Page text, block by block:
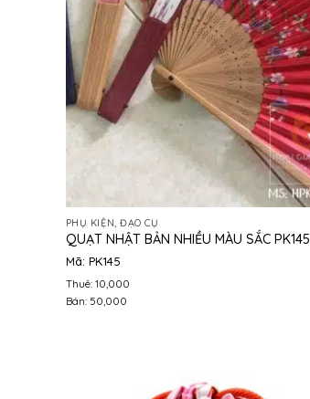
PHỤ KIỆN, ĐẠO CỤ
QUẠT NHẬT BẢN NHIỀU MÀU SẮC PK145
Mã: PK145
Thuê: 10,000
Bán: 50,000